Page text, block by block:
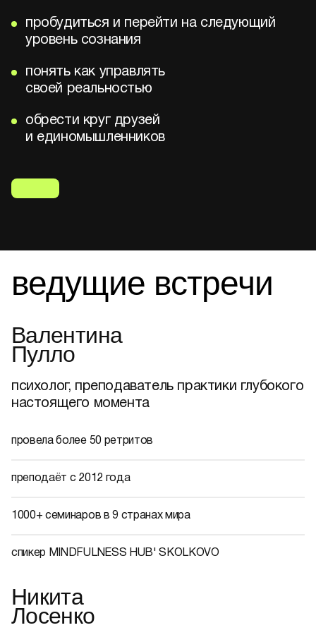
что получу
отзывы
пробудиться и перейти на следующий
уровень сознания
понять как управлять
своей реальностью
обрести круг друзей
и единомышленников
ведущие встречи
Валентина
Пулло
психолог, преподаватель практики глубокого
настоящего момента
провела более 50 ретритов
преподаёт с 2012 года
1000+ семинаров в 9 странах мира
спикер MINDFULNESS HUB' SKOLKOVO
Никита
Лосенко